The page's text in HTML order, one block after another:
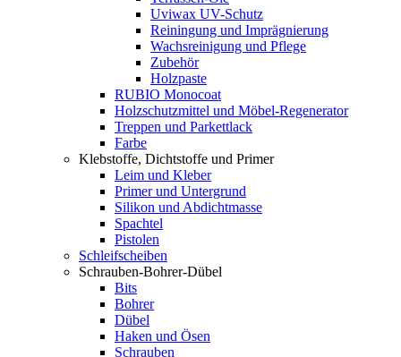
Uviwax UV-Schutz
Reiningung und Imprägnierung
Wachsreinigung und Pflege
Zubehör
Holzpaste
RUBIO Monocoat
Holzschutzmittel und Möbel-Regenerator
Treppen und Parkettlack
Farbe
Klebstoffe, Dichtstoffe und Primer
Leim und Kleber
Primer und Untergrund
Silikon und Abdichtmasse
Spachtel
Pistolen
Schleifscheiben
Schrauben-Bohrer-Dübel
Bits
Bohrer
Dübel
Haken und Ösen
Schrauben